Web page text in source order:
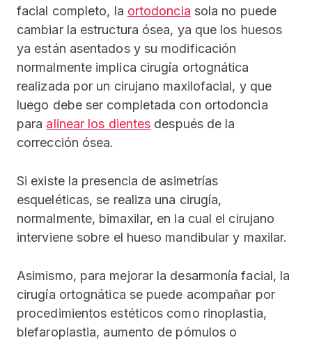
facial completo, la ortodoncia sola no puede
cambiar la estructura ósea, ya que los huesos
ya están asentados y su modificación
normalmente implica cirugía ortognática
realizada por un cirujano maxilofacial, y que
luego debe ser completada con ortodoncia
para alinear los dientes después de la
corrección ósea.
Si existe la presencia de asimetrías
esqueléticas, se realiza una cirugía,
normalmente, bimaxilar, en la cual el cirujano
interviene sobre el hueso mandibular y maxilar.
Asimismo, para mejorar la desarmonía facial, la
cirugía ortognática se puede acompañar por
procedimientos estéticos como rinoplastia,
blefaroplastia, aumento de pómulos o